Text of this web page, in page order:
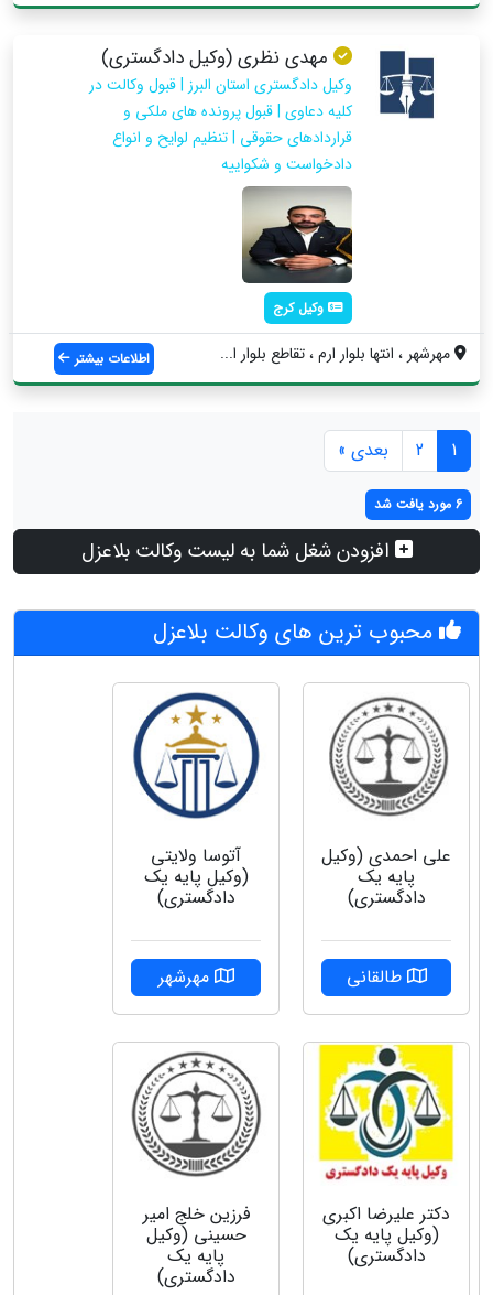
مهدی نظری (وکیل دادگستری)
وکیل دادگستری استان البرز | قبول وکالت در
کلیه دعاوی | قبول پرونده های ملکی و
قراردادهای حقوقی | تنظیم لوایح و انواع
دادخواست و شکواییه
وکیل کرج
مهرشهر ، انتها بلوار ارم ، تقاطع بلوار ا... اطلاعات بیشتر
1
2 بعدی »
6 مورد یافت شد
افزودن شغل شما به لیست وکالت بلاعزل
محبوب ترین های وکالت بلاعزل
علی احمدی (وکیل
پایه یک
دادگستری)
طالقانی
آتوسا ولایتی
(وکیل پایه یک
دادگستری)
مهرشهر
دکتر علیرضا اکبری
(وکیل پایه یک
دادگستری)
فرزین خلج امیر
حسینی (وکیل
پایه یک
دادگستری)